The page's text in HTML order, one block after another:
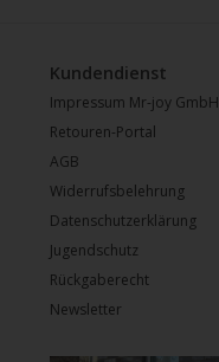
Kundendienst
Impressum Mr-joy GmbH
Retouren-Portal
AGB
Widerrufsbelehrung
Datenschutzerklärung
Jugendschutz
Rückgaberecht
Newsletter